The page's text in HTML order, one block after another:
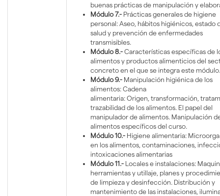
buenas prácticas de manipulación y
Módulo 7.- Prácticas generales de higiene
personal: Aseo, hábitos higiénicos, estado
salud y prevención de enfermedades
transmisibles.
Módulo 8.-Características específicas de
alimentos y productos alimenticios del
concreto en el que se integra este módulo.
Módulo 9.- Manipulación higiénica de los
alimentos: Cadena
alimentaria: Origen, transformación,
trazabilidad de los alimentos. El papel del
manipulador de alimentos. Manipulación
alimentos específicos del curso.
Módulo 10.- Higiene alimentaria:
en los alimentos, contaminaciones,
intoxicaciones alimentarias
Módulo 11.- Locales e instalaciones:
herramientas y utillaje, planes y
de limpieza y desinfección. Distribución y
mantenimiento de las instalaciones,